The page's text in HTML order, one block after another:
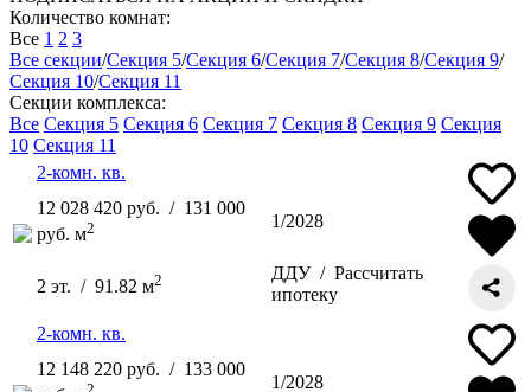
Количество комнат:
Все 1 2 3
Все секции/Секция 5/Секция 6/Секция 7/Секция 8/Секция 9/
Секция 10/Секция 11
Секции комплекса:
Все Секция 5 Секция 6 Секция 7 Секция 8 Секция 9 Секция
10 Секция 11
2-комн. кв.
12 028 420 руб. / 131 000
руб. м2 1/2028
2 эт. / 91.82 м2 ДДУ / Рассчитать
ипотеку
2-комн. кв.
12 148 220 руб. / 133 000
1/2028